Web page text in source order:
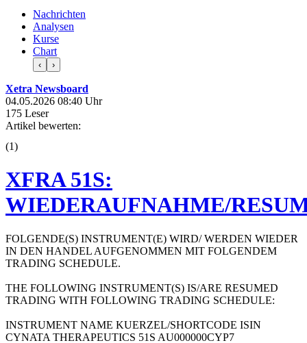
Nachrichten
Analysen
Kurse
Chart
‹ ›
Xetra Newsboard
04.05.2026 08:40 Uhr
175 Leser
Artikel bewerten:
(1)
XFRA 51S:
WIEDERAUFNAHME/
FOLGENDE(S) INSTRUMENT(E) WIRD/ WERDEN WIEDER
IN DEN HANDEL AUFGENOMMEN MIT FOLGENDEM
TRADING SCHEDULE.
THE FOLLOWING INSTRUMENT(S) IS/ARE RESUMED
TRADING WITH FOLLOWING TRADING SCHEDULE:
INSTRUMENT NAME KUERZEL/SHORTCODE ISIN
CYNATA THERAPEUTICS 51S AU000000CYP7